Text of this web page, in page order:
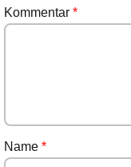
Kommentar *
Name *